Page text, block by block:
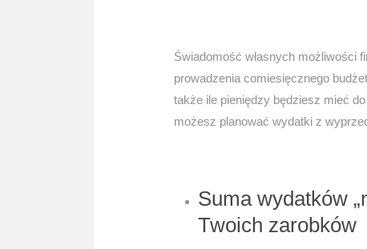
Świadomość własnych możliwości
prowadzenia comiesięcznego
także ile pieniędzy będziesz mieć
możesz planować wydatki z
Suma wydatków
Twoich zarobków